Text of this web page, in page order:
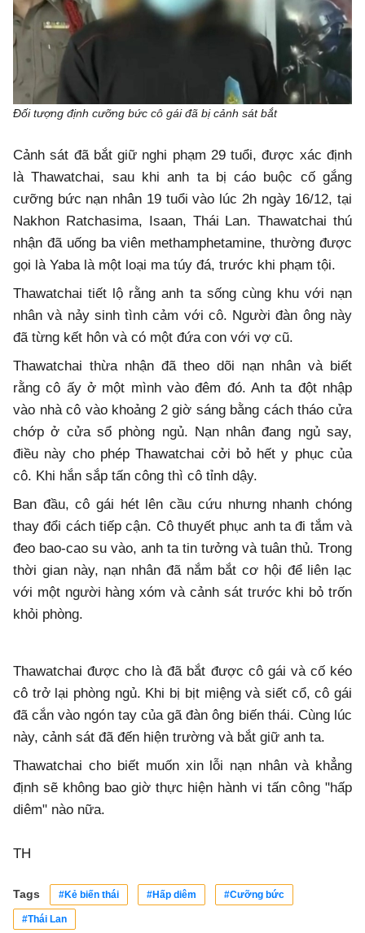
Đối tượng định cưỡng bức cô gái đã bị cảnh sát bắt
Cảnh sát đã bắt giữ nghi phạm 29 tuổi, được xác định
là Thawatchai, sau khi anh ta bị cáo buộc cố gắng
cưỡng bức nạn nhân 19 tuổi vào lúc 2h ngày 16/12, tại
Nakhon Ratchasima, Isaan, Thái Lan. Thawatchai thú
nhận đã uống ba viên methamphetamine, thường được
gọi là Yaba là một loại ma túy đá, trước khi phạm tội.
Thawatchai tiết lộ rằng anh ta sống cùng khu với nạn
nhân và nảy sinh tình cảm với cô. Người đàn ông này
đã từng kết hôn và có một đứa con với vợ cũ.
Thawatchai thừa nhận đã theo dõi nạn nhân và biết
rằng cô ấy ở một mình vào đêm đó. Anh ta đột nhập
vào nhà cô vào khoảng 2 giờ sáng bằng cách tháo cửa
chớp ở cửa sổ phòng ngủ. Nạn nhân đang ngủ say,
điều này cho phép Thawatchai cởi bỏ hết y phục của
cô. Khi hắn sắp tấn công thì cô tỉnh dậy.
Ban đầu, cô gái hét lên cầu cứu nhưng nhanh chóng
thay đổi cách tiếp cận. Cô thuyết phục anh ta đi tắm và
đeo bao-cao su vào, anh ta tin tưởng và tuân thủ. Trong
thời gian này, nạn nhân đã nắm bắt cơ hội để liên lạc
với một người hàng xóm và cảnh sát trước khi bỏ trốn
khỏi phòng.
Thawatchai được cho là đã bắt được cô gái và cố kéo
cô trở lại phòng ngủ. Khi bị bịt miệng và siết cổ, cô gái
đã cắn vào ngón tay của gã đàn ông biến thái. Cùng lúc
này, cảnh sát đã đến hiện trường và bắt giữ anh ta.
Thawatchai cho biết muốn xin lỗi nạn nhân và khẳng
định sẽ không bao giờ thực hiện hành vi tấn công "hấp
diêm" nào nữa.
TH
Tags #Kẻ biến thái #Hấp diêm #Cưỡng bức
#Thái Lan